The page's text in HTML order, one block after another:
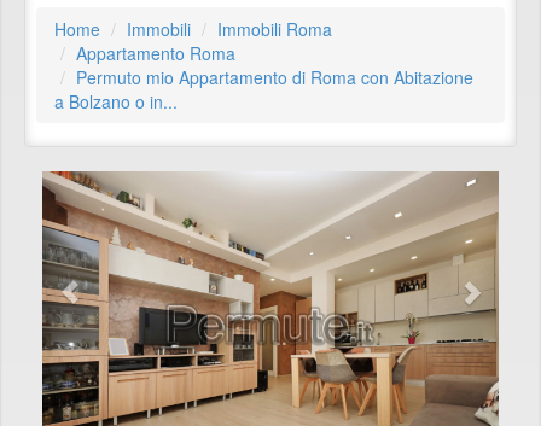
Home Immobili
Immobili Roma
Appartamento Roma
Permuto mio Appartamento di Roma con Abitazione
a Bolzano o in...